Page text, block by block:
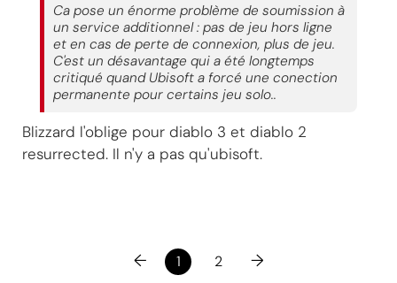
Ca pose un énorme problème de soumission à
un service additionnel : pas de jeu hors ligne
et en cas de perte de connexion, plus de jeu.
C'est un désavantage qui a été longtemps
critiqué quand Ubisoft a forcé une conection
permanente pour certains jeu solo..
Blizzard l'oblige pour diablo 3 et diablo 2
resurrected. Il n'y a pas qu'ubisoft.
← 1 2 →